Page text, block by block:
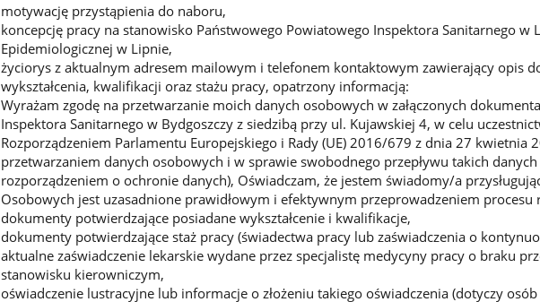
motywację przystąpienia do naboru,
koncepcję pracy na stanowisko Państwowego Powiatowego Inspektora Sanitarnego
Epidemiologicznej w Lipnie,
życiorys z aktualnym adresem mailowym i telefonem kontaktowym zawierający opis
wykształcenia, kwalifikacji oraz stażu pracy, opatrzony informacją:
Wyrażam zgodę na przetwarzanie moich danych osobowych w załączonych
Inspektora Sanitarnego w Bydgoszczy z siedzibą przy ul. Kujawskiej 4, w celu
Rozporządzeniem Parlamentu Europejskiego i Rady (UE) 2016/679 z dnia 27
przetwarzaniem danych osobowych i w sprawie swobodnego przepływu takich
rozporządzeniem o ochronie danych), Oświadczam, że jestem świadomy/a
Osobowych jest uzasadnione prawidłowym i efektywnym przeprowadzeniem procesu
dokumenty potwierdzające posiadane wykształcenie i kwalifikacje,
dokumenty potwierdzające staż pracy (świadectwa pracy lub zaświadczenia o
aktualne zaświadczenie lekarskie wydane przez specjalistę medycyny pracy o braku
stanowisku kierowniczym,
oświadczenie lustracyjne lub informacje o złożeniu takiego oświadczenia (dotyczy